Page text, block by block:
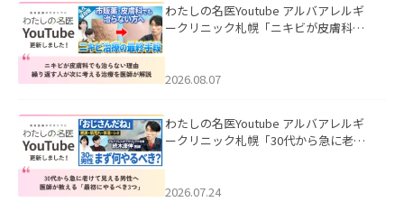
わたしの名医Youtube アルバアレルギ
ークリニック札幌「ニキビが皮膚科で
ました。
2026.08.07
わたしの名医Youtube アルバアレルギ
ークリニック札幌「30代から急に老け
た。
2026.07.24